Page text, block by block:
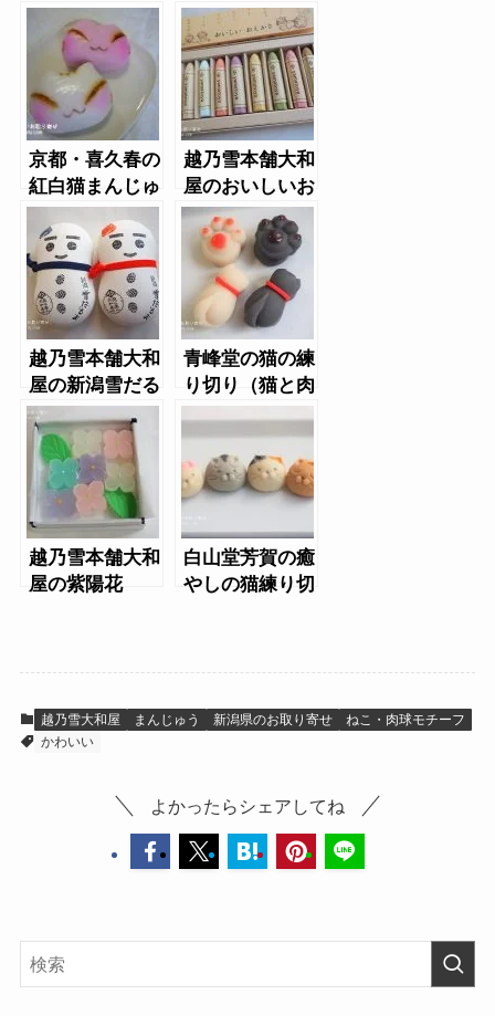
んじゅう
京都・喜久春の
紅白猫まんじゅ
う
越乃雪本舗大和
屋のおいしいお
えかき
越乃雪本舗大和
屋の新潟雪だる
ま・越乃雪
青峰堂の猫の練
り切り（猫と肉
球）
越乃雪本舗大和
屋の紫陽花
白山堂芳賀の癒
やしの猫練り切
越乃雪大和屋 まんじゅう 新潟県のお取り寄せ
ねこ・肉球モチーフ
かわいい
よかったらシェアしてね